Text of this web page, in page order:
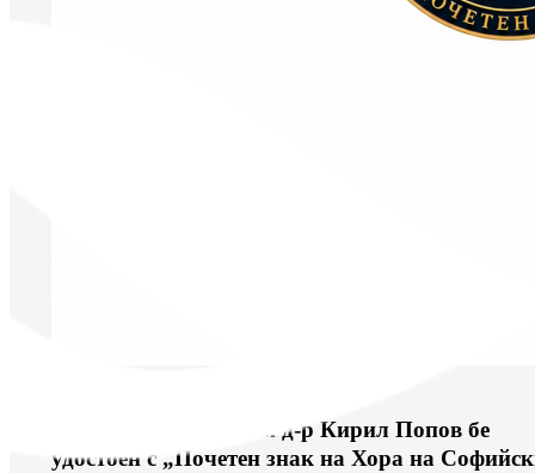
Ставрофонен иконом д-р Кирил Попов бе
удостоен с „Почетен знак на Хора на